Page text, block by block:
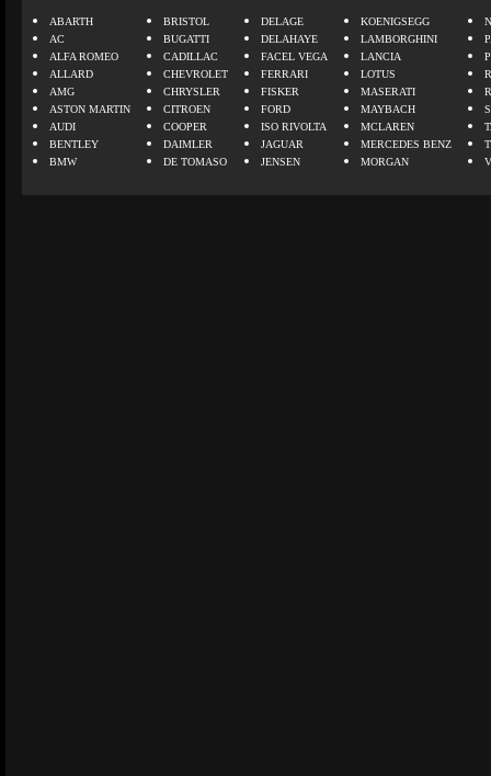
ABARTH
AC
ALFA ROMEO
ALLARD
AMG
ASTON MARTIN
AUDI
BENTLEY
BMW
BRISTOL
BUGATTI
CADILLAC
CHEVROLET
CHRYSLER
CITROEN
COOPER
DAIMLER
DE TOMASO
DELAGE
DELAHAYE
FACEL VEGA
FERRARI
FISKER
FORD
ISO RIVOLTA
JAGUAR
JENSEN
KOENIGSEGG
LAMBORGHINI
LANCIA
LOTUS
MASERATI
MAYBACH
MCLAREN
MERCEDES BENZ
MORGAN